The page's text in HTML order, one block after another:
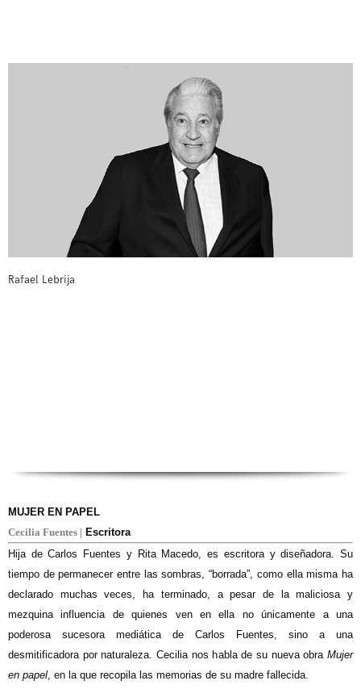
Rafael Lebrija
MUJER EN PAPEL
Cecilia Fuentes | Escritora
Hija de Carlos Fuentes y Rita Macedo, es escritora y diseñadora. Su
tiempo de permanecer entre las sombras, “borrada”, como ella misma ha
declarado muchas veces, ha terminado, a pesar de la maliciosa y
mezquina influencia de quienes ven en ella no únicamente a una
poderosa sucesora mediática de Carlos Fuentes, sino a una
desmitificadora por naturaleza. Cecilia nos habla de su nueva obra Mujer
en papel , en la que recopila las memorias de su madre fallecida.